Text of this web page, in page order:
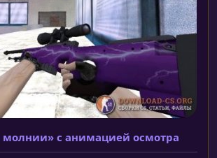
молнии» с анимацией осмотра